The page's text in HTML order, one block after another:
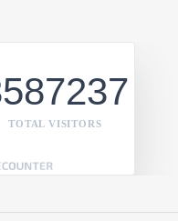
TOTAL VISITORS